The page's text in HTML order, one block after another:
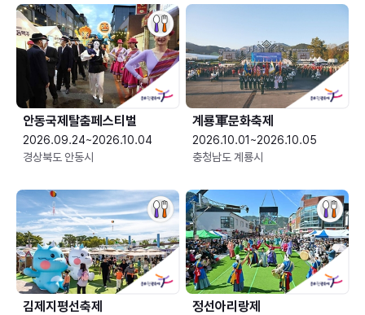
안동국제탈춤페스티벌
2026.09.24~2026.10.04
경상북도 안동시
2026.10.01~2026.10.05
충청남도 계룡시
김제지평선축제 정선아리랑제